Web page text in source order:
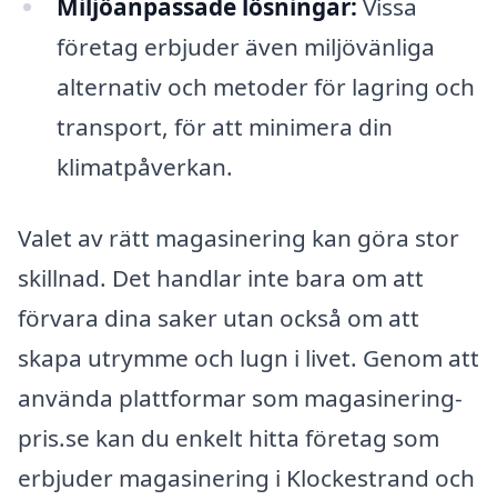
Miljöanpassade lösningar: Vissa
företag erbjuder även miljövänliga
alternativ och metoder för lagring och
transport, för att minimera din
klimatpåverkan.
Valet av rätt magasinering kan göra stor
skillnad. Det handlar inte bara om att
förvara dina saker utan också om att
skapa utrymme och lugn i livet. Genom att
använda plattformar som magasinering-
pris.se kan du enkelt hitta företag som
erbjuder magasinering i Klockestrand och